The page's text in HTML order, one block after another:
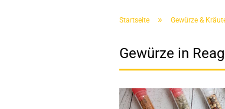
Startseite » Gewürze &
Gewürze in